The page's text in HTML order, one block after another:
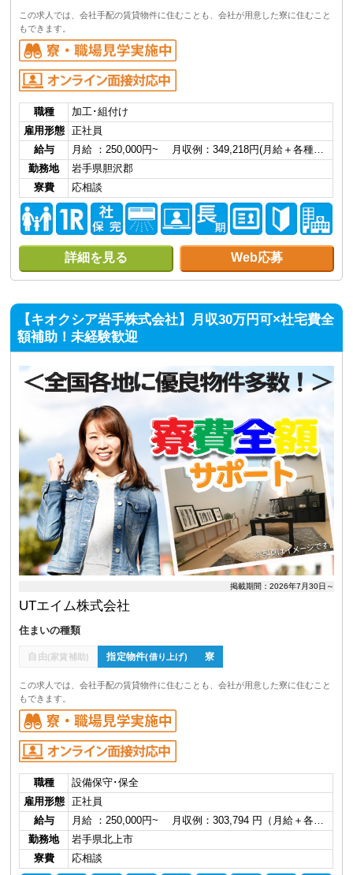
この求人では、会社手配の賃貸物件に住むことも、会社が用意した寮に住むこと
もできます。
職種
加工･組付け
雇用形態
正社員
給与
月給 ：250,000円~ 月収例：349,218円(月給＋各種…
勤務地
岩手県胆沢郡
寮費
応相談
詳細を見る Web応募
【キオクシア岩手株式会社】月収30万円可×社宅費全
額補助！未経験歓迎
掲載期間：2026年7月30日～
UTエイム株式会社
住まいの種類
自由(家賃補助) 指定物件(借り上げ) 寮
この求人では、会社手配の賃貸物件に住むことも、会社が用意した寮に住むこと
もできます。
職種
設備保守･保全
雇用形態
正社員
給与
月給 ：250,000円~ 月収例：303,794 円（月給＋各…
勤務地
岩手県北上市
寮費
応相談